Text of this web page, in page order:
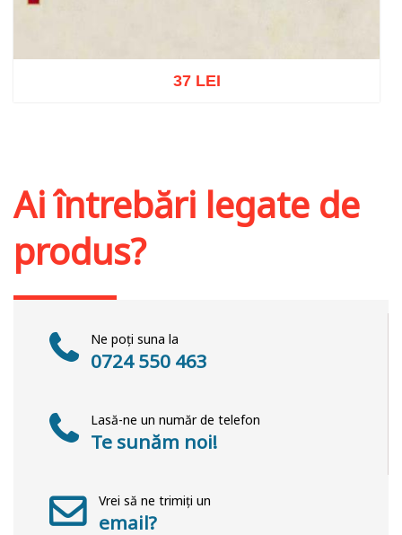
37 LEI
Ai întrebări legate de
produs?
Ne poți suna la
0724 550 463
Lasă-ne un număr de telefon
Te sunăm noi!
Vrei să ne trimiți un
email?